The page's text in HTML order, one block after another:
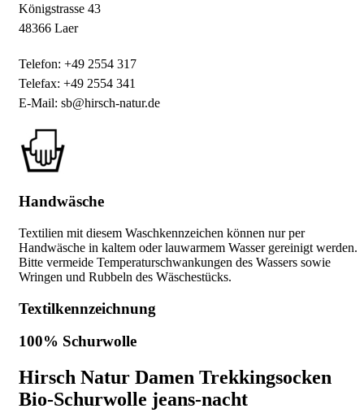
Königstrasse 43
48366 Laer
Telefon: +49 2554 317
Telefax: +49 2554 341
E-Mail: sb@hirsch-natur.de
Handwäsche
Textilien mit diesem Waschkennzeichen können nur per
Handwäsche in kaltem oder lauwarmem Wasser gereinigt werden.
Bitte vermeide Temperaturschwankungen des Wassers sowie
Wringen und Rubbeln des Wäschestücks.
Textilkennzeichnung
100% Schurwolle
Hirsch Natur Damen Trekkingsocken
Bio-Schurwolle jeans-nacht